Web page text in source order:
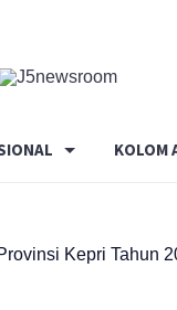
Pers
KOLOM
Kepri Tahun